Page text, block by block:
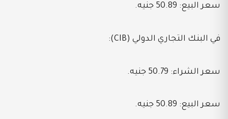
سعر البيع: 50.89 جنيه.
في البنك التجاري الدولي (CIB):
سعر الشراء: 50.79 جنيه.
سعر البيع: 50.89 جنيه.